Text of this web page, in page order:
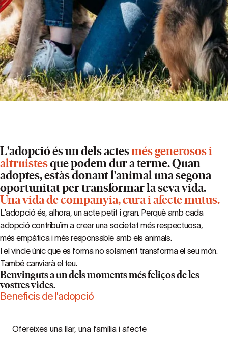
L'adopció és un dels actesmés generosos i
altruistesque podem dur a terme. Quan
adoptes, estàs donant l'animal una segona
oportunitat per transformar la seva vida.
Una vida de companyia, cura i afecte mutus.
L'adopció és, alhora, un acte petit i gran. Perquè amb cada
adopció contribuïm a crear una societat més respectuosa,
més empàtica i més responsable amb els animals.
I el vincle únic que es forma no solament transforma el seu món.
També canviarà el teu.
Benvinguts a un dels moments més feliços de les
vostres vides.
Beneficis de l'adopció
Ofereixes una llar, una família i afecte